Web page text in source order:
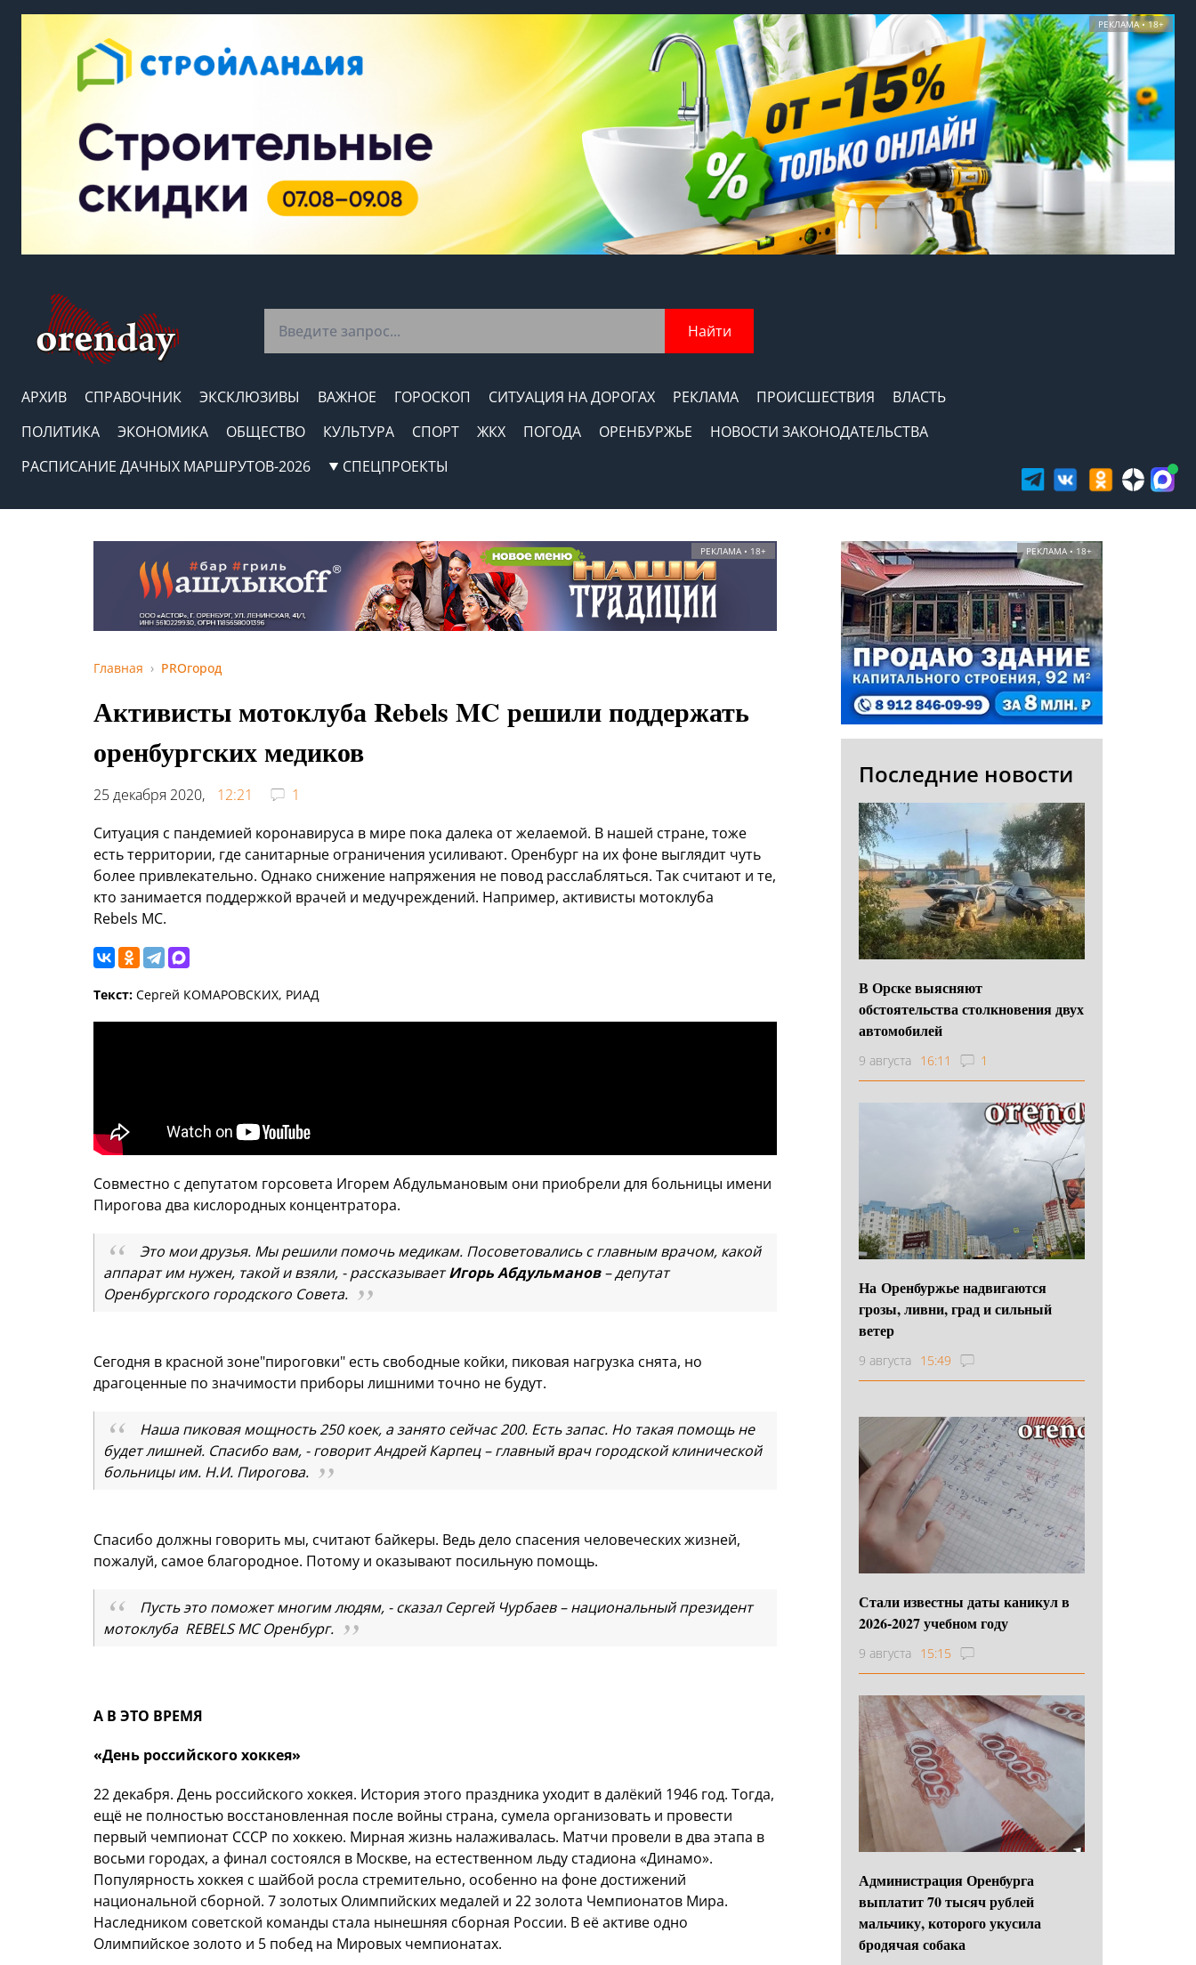
РЕКЛАМА • 18+
Найти
АРХИВ СПРАВОЧНИК ЭКСКЛЮЗИВЫ ВАЖНОЕ ГОРОСКОП СИТУАЦИЯ НА ДОРОГАХ РЕКЛАМА ПРОИСШЕСТВИЯ
ВЛАСТЬ
ПОЛИТИКА
ЭКОНОМИКА ОБЩЕСТВО КУЛЬТУРА СПОРТ ЖКХ ПОГОДА ОРЕНБУРЖЬЕ
НОВОСТИ ЗАКОНОДАТЕЛЬСТВА
РАСПИСАНИЕ ДАЧНЫХ МАРШРУТОВ-2026
СПЕЦПРОЕКТЫ
РЕКЛАМА • 18+
Главная PROгород
Активисты мотоклуба Rebels MC решили поддержать
оренбургских медиков
25 декабря 2020, 12:21
1
Ситуация с пандемией коронавируса в мире пока далека от желаемой. В нашей стране, тоже
есть территории, где санитарные ограничения усиливают. Оренбург на их фоне выглядит чуть
более привлекательно. Однако снижение напряжения не повод расслабляться. Так считают и те,
кто занимается поддержкой врачей и медучреждений. Например, активисты мотоклуба
Rebels MC.
Текст: Сергей КОМАРОВСКИХ, РИАД
Совместно с депутатом горсовета Игорем Абдульмановым они приобрели для больницы имени
Пирогова два кислородных концентратора.
Это мои друзья. Мы решили помочь медикам. Посоветовались с главным врачом, какой
аппарат им нужен, такой и взяли, - рассказываетИгорь Абдульманов– депутат
Оренбургского городского Совета.
Сегодня в красной зоне"пироговки" есть свободные койки, пиковая нагрузка снята, но
драгоценные по значимости приборы лишними точно не будут.
Наша пиковая мощность 250 коек, а занято сейчас 200. Есть запас. Но такая помощь не
будет лишней. Спасибо вам, - говорит Андрей Карпец – главный врач городской клинической
больницы им. Н.И. Пирогова.
Спасибо должны говорить мы, считают байкеры. Ведь дело спасения человеческих жизней,
пожалуй, самое благородное. Потому и оказывают посильную помощь.
Пусть это поможет многим людям, - сказал Сергей Чурбаев – национальный президент
мотоклуба REBELS MCОренбург.
А В ЭТО ВРЕМЯ
«День российского хоккея»
22 декабря. День российского хоккея. История этого праздника уходит в далёкий 1946 год. Тогда,
ещё не полностью восстановленная после войны страна, сумела организовать и провести
первый чемпионат СССР по хоккею. Мирная жизнь налаживалась. Матчи провели в два этапа в
восьми городах, а финал состоялся в Москве, на естественном льду стадиона «Динамо».
Популярность хоккея с шайбой росла стремительно, особенно на фоне достижений
национальной сборной. 7 золотых Олимпийских медалей и 22 золота Чемпионатов Мира.
Наследником советской команды стала нынешняя сборная России. В её активе одно
Олимпийское золото и 5 побед на Мировых чемпионатах.
РЕКЛАМА • 18+
Последние новости
В Орске выясняют
обстоятельства столкновения двух
автомобилей
9 августа 16:11 1
На Оренбуржье надвигаются
грозы, ливни, град и сильный
ветер
9 августа 15:49
Стали известны даты каникул в
2026-2027 учебном году
9 августа 15:15
Администрация Оренбурга
выплатит 70 тысяч рублей
мальчику, которого укусила
бродячая собака